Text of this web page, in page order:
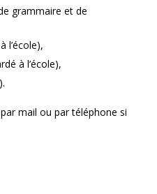
grammaire et de
l’école),
à l’école),
mail ou par téléphone si